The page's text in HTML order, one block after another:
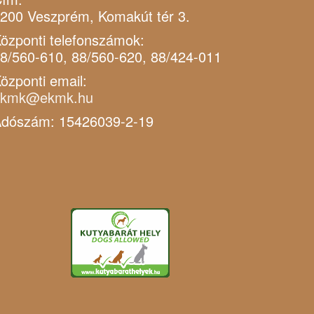
Veszprém, Komakút tér 3.
telefonszámok:
560-610, 88/560-620, 88/424-011
email:
15426039-2-19